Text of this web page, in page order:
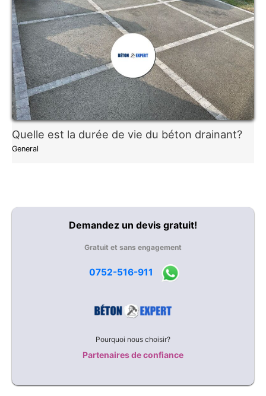
Quelle est la durée de vie du béton drainant?
General
Demandez un devis gratuit!
Gratuit et sans engagement
0752-516-911
Pourquoi nous choisir?
Partenaires de confiance